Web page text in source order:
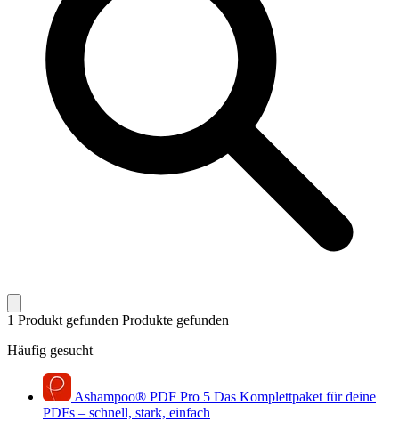
1 Produkt gefunden Produkte gefunden
Häufig gesucht
Ashampoo® PDF Pro 5 Das Komplettpaket für deine
PDFs – schnell, stark, einfach